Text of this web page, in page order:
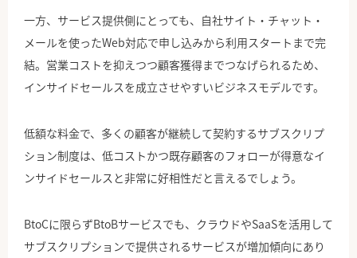
一方、サービス提供側にとっても、自社サイト・チャット・
メールを使ったWeb対応で申し込みから利用スタートまで完
結。営業コストを抑えつつ顧客獲得までつなげられるため、
インサイドセールスを成立させやすいビジネスモデルです。
低額な料金で、多くの顧客が継続して契約するサブスクリプ
ション制度は、低コストかつ既存顧客のフォローが得意なイ
ンサイドセールスと非常に好相性だと言えるでしょう。
BtoCに限らずBtoBサービスでも、クラウドやSaaSを活用して
サブスクリプションで提供されるサービスが増加傾向にあり